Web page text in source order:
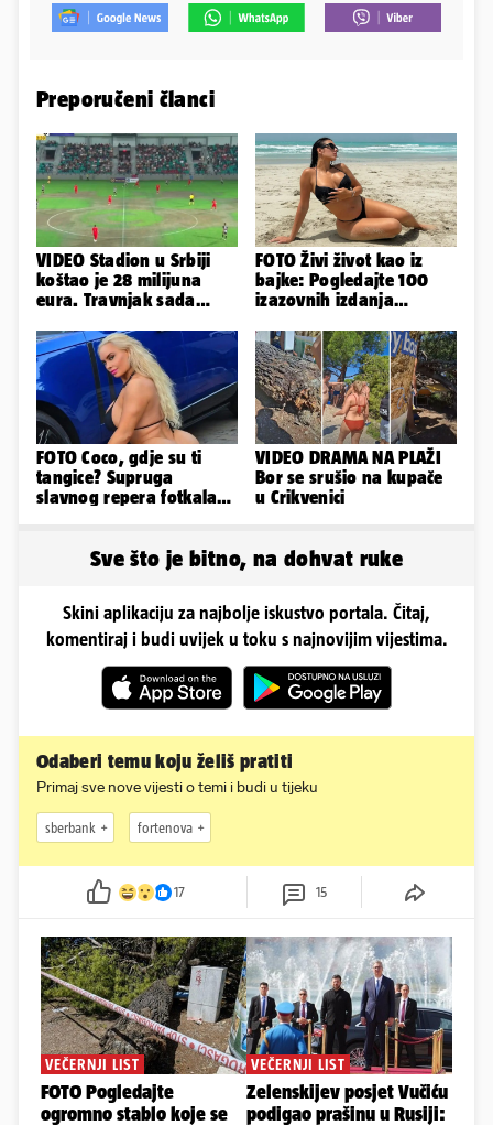
Preporučeni članci
VIDEO Stadion u Srbiji
koštao je 28 milijuna
eura. Travnjak sada
zgrožena
FOTO Živi život kao iz
bajke: Pogledajte 100
izazovnih izdanja
FOTO Coco, gdje su ti
tangice? Supruga
slavnog repera fotkala
VIDEO DRAMA NA PLAŽI
Bor se srušio na kupače
u Crikvenici
Sve što je bitno, na dohvat ruke
Skini aplikaciju za najbolje iskustvo portala. Čitaj,
komentiraj i budi uvijek u toku s najnovijim vijestima.
Odaberi temu koju želiš pratiti
Primaj sve nove vijesti o temi i budi u tijeku
sberbank fortenova
17 15